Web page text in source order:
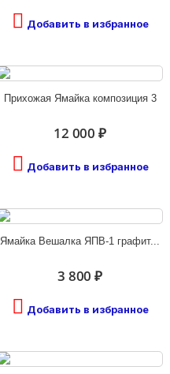
Добавить в избранное
Прихожая Ямайка композиция 3
12 000 ₽
Добавить в избранное
Ямайка Вешалка ЯПВ-1 графит...
3 800 ₽
Добавить в избранное